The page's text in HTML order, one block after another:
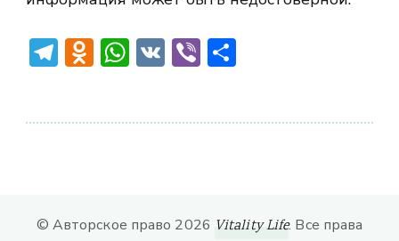
Telegram
Odnoklassniki
WhatsApp
VKViber
© Авторское право 2026 Vitality Life. Все права